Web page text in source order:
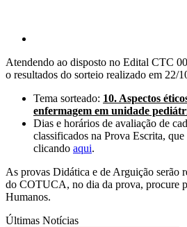
Atendendo ao disposto no Edital CTC
o resultados do sorteio realizado em 22/
Tema sorteado: 10. Aspectos
enfermagem em unidade
Dias e horários de avaliação de
classificados na Prova Escrita,
clicando aqui.
As provas Didática e de Arguição serão
do COTUCA, no dia da prova, procure
Humanos.
Últimas Notícias